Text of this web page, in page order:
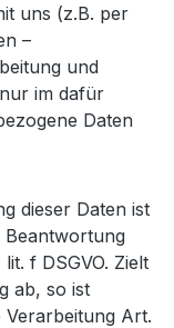
uns (z.B. per
–
und
im dafür
Daten
dieser Daten ist
Beantwortung
f DSGVO. Zielt
ab, so ist
Verarbeitung Art.